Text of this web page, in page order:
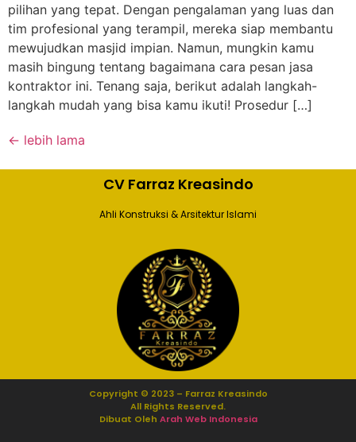
pilihan yang tepat. Dengan pengalaman yang luas dan
tim profesional yang terampil, mereka siap membantu
mewujudkan masjid impian. Namun, mungkin kamu
masih bingung tentang bagaimana cara pesan jasa
kontraktor ini. Tenang saja, berikut adalah langkah-
langkah mudah yang bisa kamu ikuti! Prosedur […]
← lebih lama
CV Farraz Kreasindo
Ahli Konstruksi & Arsitektur Islami
Copyright © 2023 – Farraz Kreasindo
All Rights Reserved.
Dibuat Oleh Arah Web Indonesia